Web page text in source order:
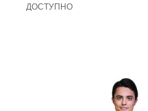
ДОСТУПНО